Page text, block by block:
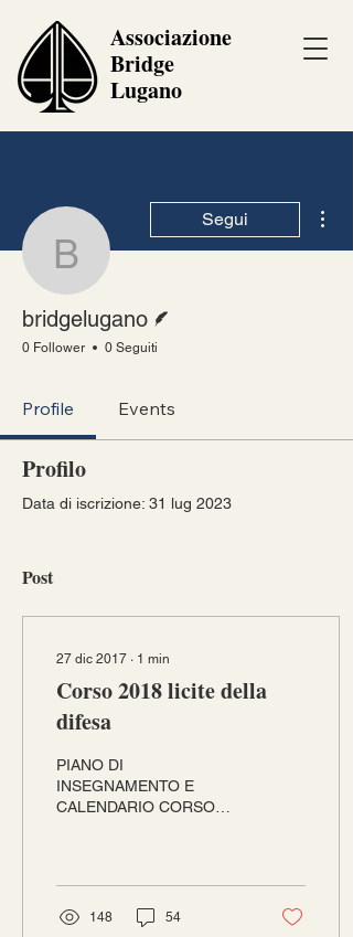
Associazione
Bridge
Lugano
bridgelugano
Segui
bridgelugano
0 Follower 0 Seguiti
Profile Events
Profilo
Data di iscrizione: 31 lug 2023
Post
27 dic 2017 ∙ 1 min
Corso 2018 licite della
difesa
PIANO DI
INSEGNAMENTO E
CALENDARIO CORSO
presso la Sede ABL di
Lamone...
148 54